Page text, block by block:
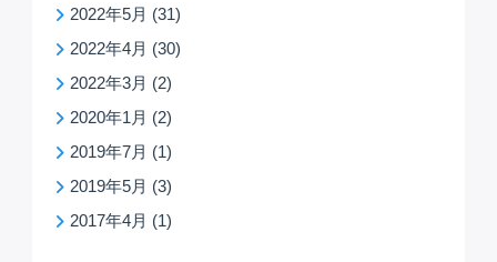
2022年5月 (31)
2022年4月 (30)
2022年3月 (2)
2020年1月 (2)
2019年7月 (1)
2019年5月 (3)
2017年4月 (1)